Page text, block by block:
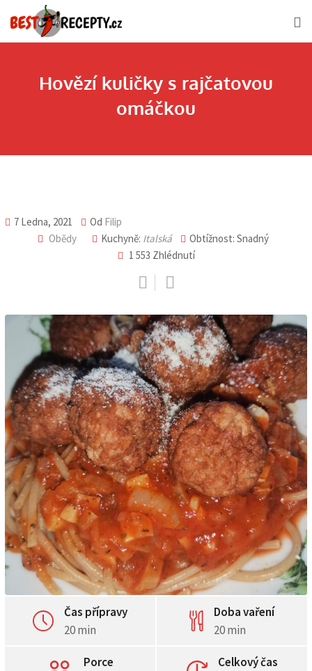
to
Hovězí kuličky s rajčatovou
omáčkou
7 Ledna, 2021 Od Filip
Obědy
Kuchyně: Italská
Obtížnost: Snadný
1 553 Zhlédnutí
Čas přípravy
20 min
Doba vaření
20 min
Porce
Celkový čas